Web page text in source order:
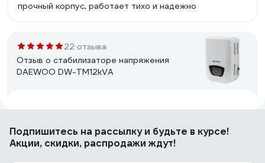
прочный корпус, работает тихо и надежно
22 отзыва
Отзыв о стабилизаторе напряжения
DAEWOO DW-TM12kVA
Байпас
Подпишитесь на рассылкуи будьте в курсе!
Акции, скидки, распродажи ждут!